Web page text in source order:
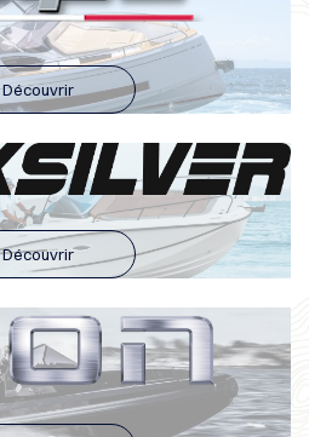
Découvrir
Découvrir